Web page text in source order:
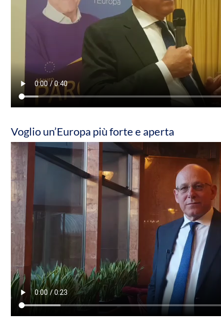
Voglio un’Europa più forte e aperta